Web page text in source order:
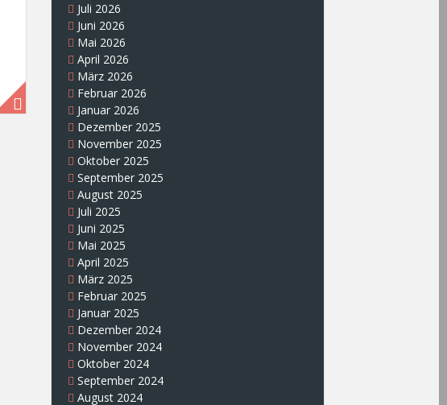
Juli 2026
Juni 2026
Mai 2026
April 2026
März 2026
Februar 2026
Januar 2026
Dezember 2025
November 2025
Oktober 2025
September 2025
August 2025
Juli 2025
Juni 2025
Mai 2025
April 2025
März 2025
Februar 2025
Januar 2025
Dezember 2024
November 2024
Oktober 2024
September 2024
August 2024